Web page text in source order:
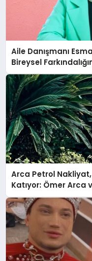
Aile Danışmanı
Bireysel
Anlatıyor
Arca Petrol
Katıyor: Ömer Arca
Güçlü Yatırım